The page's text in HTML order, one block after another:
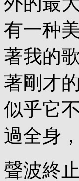
有一种
著我的
著剛才
似乎它
過全身
聲波終